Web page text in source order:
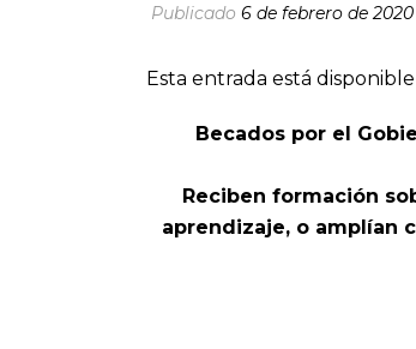
Publicado 6 de febrero de 2020
Esta entrada está
Becados por el
Reciben formación
aprendizaje, o amplían